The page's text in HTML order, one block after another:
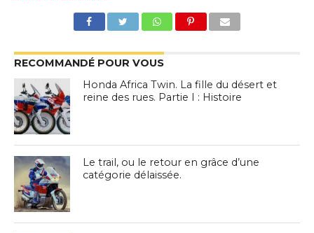
RECOMMANDÉ POUR VOUS
Honda Africa Twin. La fille du désert et
reine des rues. Partie I : Histoire
Le trail, ou le retour en grâce d’une
catégorie délaissée.